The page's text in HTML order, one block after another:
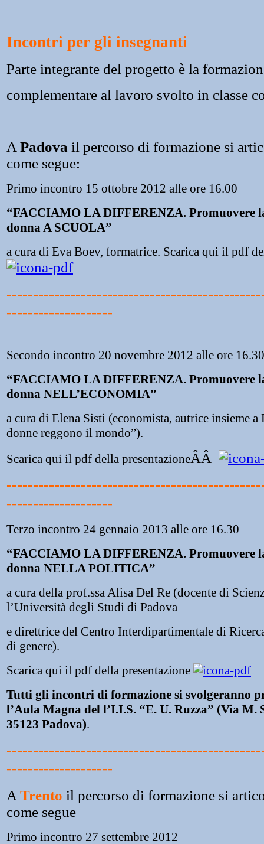
Incontri per gli insegnanti
Parte integrante del progetto è la
complementare al lavoro svolto in classe
A Padova il percorso di formazione si
come segue:
Primo incontro 15 ottobre 2012 alle ore 16.00
“FACCIAMO LA DIFFERENZA. Promuovere
donna A SCUOLA”
a cura di Eva Boev, formatrice. Scarica qui il pdf
--------------------
Secondo incontro 20 novembre 2012 alle ore 16.30
“FACCIAMO LA DIFFERENZA. Promuovere
donna NELL’ECONOMIA”
a cura di Elena Sisti (economista, autrice insieme a
donne reggono il mondo”).
Scarica qui il pdf della presentazioneÂÂ
--------------------
Terzo incontro 24 gennaio 2013 alle ore 16.30
“FACCIAMO LA DIFFERENZA. Promuovere
donna NELLA POLITICA”
a cura della prof.ssa Alisa Del Re (docente di
l’Università degli Studi di Padova
e direttrice del Centro Interdipartimentale di
di genere).
Scarica qui il pdf della presentazione
Tutti gli incontri di formazione si svolgeranno
l’Aula Magna del l’I.I.S. “E. U. Ruzza” (Via M.
35123 Padova).
--------------------
A Trento il percorso di formazione si
come segue
Primo incontro 27 settembre 2012